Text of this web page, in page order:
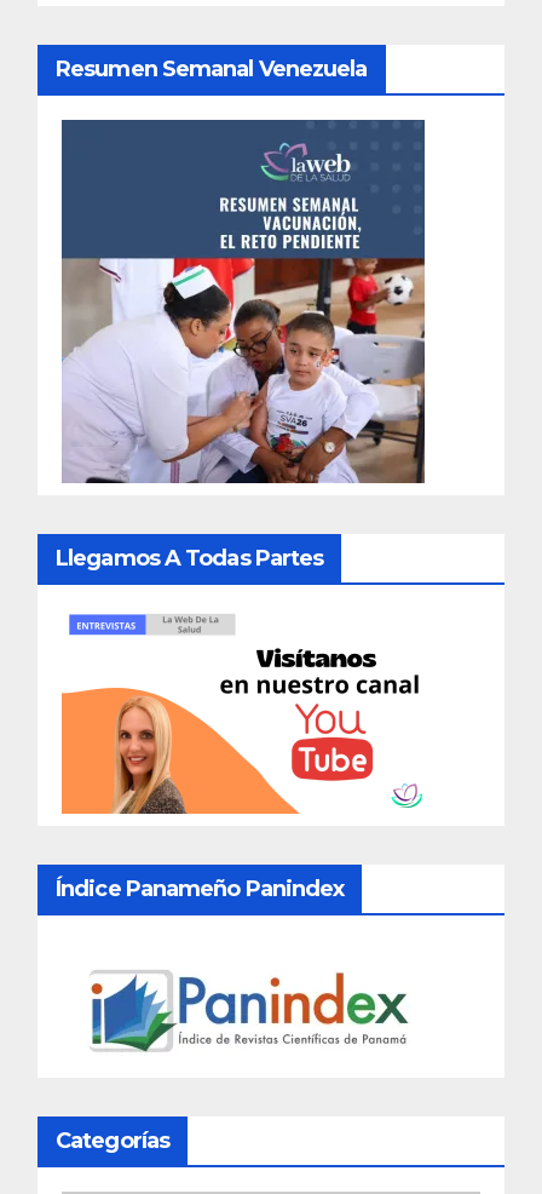
Resumen Semanal Venezuela
Llegamos A Todas Partes
Índice Panameño Panindex
Categorías